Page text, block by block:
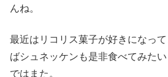
んね。
最近はリコリス菓子が好きになっ
ばシュネッケンも是非食べてみたい
ではまた。